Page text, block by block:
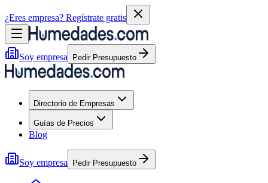
¿Eres empresa? Regístrate gratis
Soy empresa Pedir Presupuesto
Directorio de Empresas
Guías de Precios
Blog
Soy empresa Pedir Presupuesto